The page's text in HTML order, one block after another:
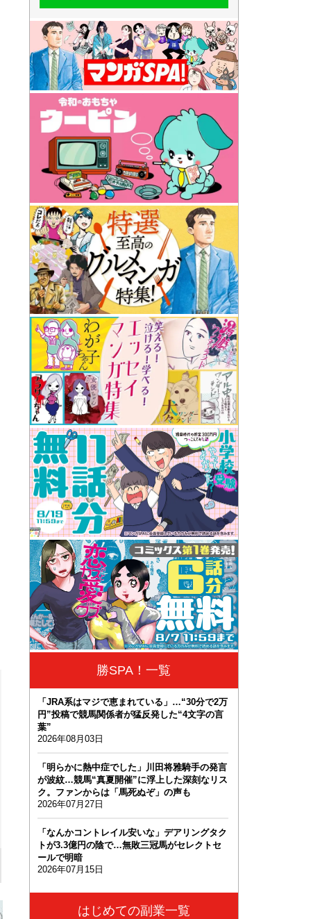
勝SPA！一覧
「JRA系はマジで恵まれている」…“30分で2万
円”投稿で競馬関係者が猛反発した“4文字の言
葉”
2026年08月03日
「明らかに熱中症でした」川田将雅騎手の発言
が波紋…競馬“真夏開催”に浮上した深刻なリス
ク。ファンからは「馬死ぬぞ」の声も
2026年07月27日
「なんかコントレイル安いな」デアリングタク
トが3.3億円の陰で…無敗三冠馬がセレクトセ
ールで明暗
2026年07月15日
はじめての副業一覧